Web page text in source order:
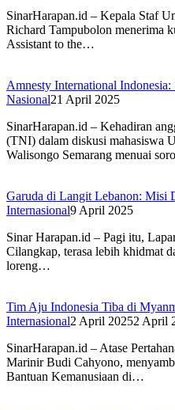
SinarHarapan.id – Kepala Staf
Richard Tampubolon menerima
Assistant to the…
Amnesty International
Nasional21 April 2025
SinarHarapan.id – Kehadiran
(TNI) dalam diskusi mahasiswa
Walisongo Semarang menuai
Garuda di Langit Lebanon: Misi
Internasional9 April 2025
Sinar Harapan.id – Pagi itu,
Cilangkap, terasa lebih khidmat
loreng…
Tim Aju Indonesia Tiba di
Internasional2 April 20252 April
SinarHarapan.id – Atase
Marinir Budi Cahyono,
Bantuan Kemanusiaan di…